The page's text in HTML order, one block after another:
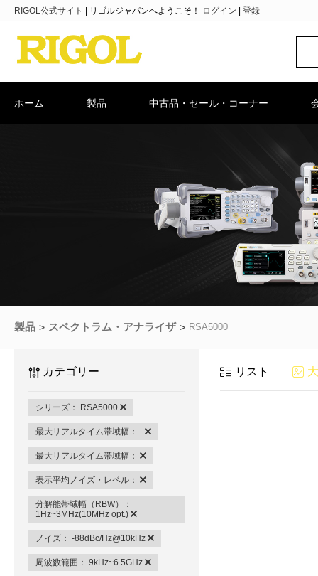
RIGOL公式サイト リゴルジャパンへようこそ！ ログイン 登録
ホーム 製品 中古品・セール・コーナー
製品 スペクトラム・アナライザ RSA5000
カテゴリー
シリーズ： RSA5000
最大リアルタイム帯域幅： -
最大リアルタイム帯域幅：
表示平均ノイズ・レベル：
分解能帯域幅（RBW）：
1Hz~3MHz(10MHz opt.)
ノイズ： -88dBc/Hz@10kHz
周波数範囲： 9kHz~6.5GHz
リスト